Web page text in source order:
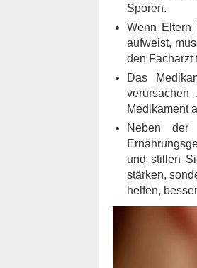
Sporen.
Wenn Eltern
aufweist,
den Facharzt
Das
Medikament
Neben
und stillen
stärken,
helfen,